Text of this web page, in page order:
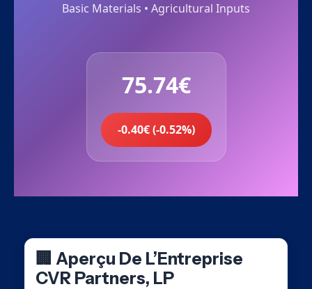
Basic Materials • Agricultural Inputs
75.74€
-0.40€ (-0.52%)
🏢 Aperçu De L’Entreprise
CVR Partners, LP